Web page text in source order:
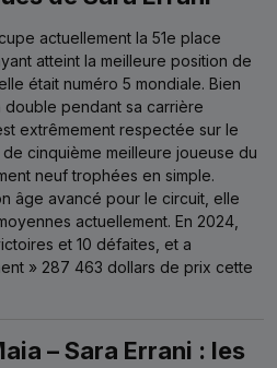
actuellement la 51e place
atteint la meilleure position de
était numéro 5 mondiale. Bien
double pendant sa carrière
extrêmement respectée sur le
cinquième meilleure joueuse du
neuf trophées en simple.
âge avancé pour le circuit, elle
actuellement. En 2024,
et 10 défaites, et a
» 287 463 dollars de prix cette
– Sara Errani : les